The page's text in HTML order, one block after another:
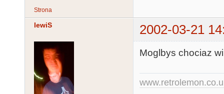
Strona
lewiS 2002-03-21
Moglbys chociaz